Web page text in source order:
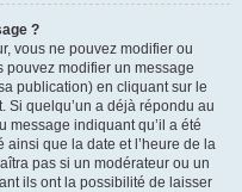
?
vous ne pouvez modifier ou
pouvez modifier un message
publication) en cliquant sur le
quelqu’un a déjà répondu au
message indiquant qu’il a été
ainsi que la date et l’heure de la
pas si un modérateur ou un
ils ont la possibilité de laisser